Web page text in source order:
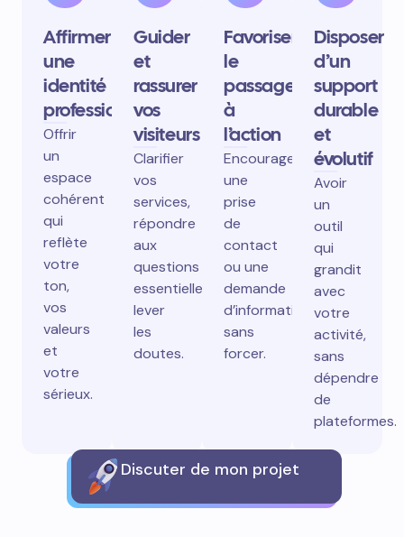
Affirmer
une
identité
professionnelle
Offrir
un
espace
cohérent
qui
reflète
votre
ton,
vos
valeurs
et
votre
sérieux.
Guider
et
rassurer
vos
visiteurs
Clarifier
vos
services,
répondre
aux
questions
essentielles,
lever
les
doutes.
Favoriser
le
passage
à
l’action
Encourager
une
prise
de
contact
ou une
demande
d’information
sans
forcer.
Disposer
d’un
support
durable
et
évolutif
Avoir
un
outil
qui
grandit
avec
votre
activité,
sans
dépendre
de
plateformes.
Discuter de mon projet